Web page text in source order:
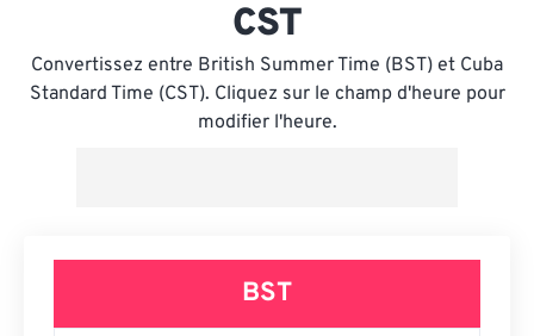
CST
Convertissez entre British Summer Time (BST) et Cuba
Standard Time (CST). Cliquez sur le champ d'heure pour
modifier l'heure.
BST